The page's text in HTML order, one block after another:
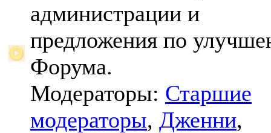
администрации и
предложения по
Форума.
Модераторы: Старшие
модераторы, Дженни,